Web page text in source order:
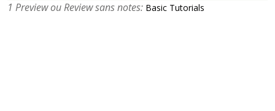
1 Preview ou Review sans notes: Basic Tutorials